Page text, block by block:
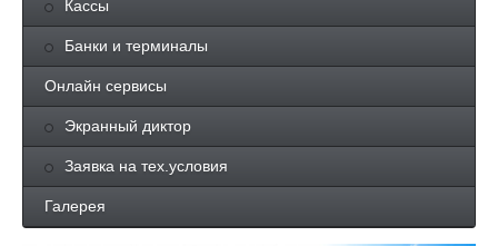
Кассы
Банки и терминалы
Онлайн сервисы
Экранный диктор
Заявка на тех.условия
Галерея